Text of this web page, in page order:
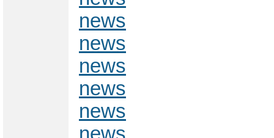
news
news
news
news
news
news